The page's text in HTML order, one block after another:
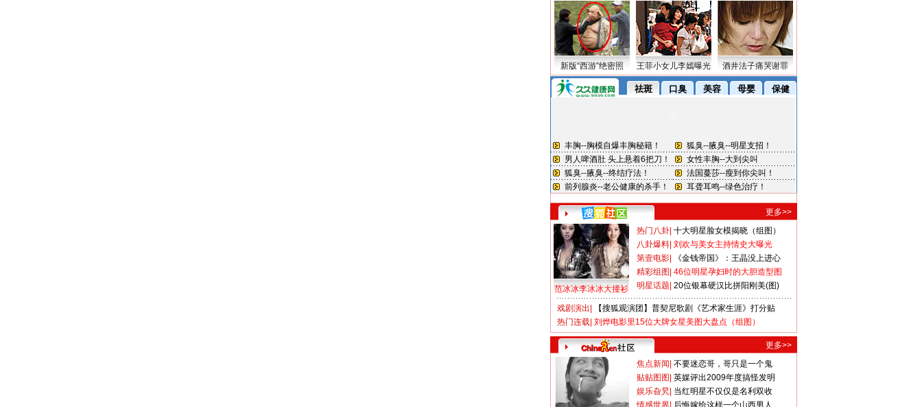
新版“西游”绝密照 王菲小女儿李嫣曝光 酒井法子痛哭谢罪
更多>>
范冰冰李冰冰大撞衫
热门八卦 十大明星脸女模揭晓（组图）
八卦爆料 刘欢与美女主持情史大曝光
第壹电影
《金钱帝国》：王晶没上进心
精彩组图 46位明星孕妇时的大胆造型图
明星话题 20位银幕硬汉比拼阳刚美(图)
戏剧演出
【搜狐观演团】普契尼歌剧《艺术家生涯》打分贴
热门连载 刘烨电影里15位大牌女星美图大盘点（组图）
更多>>
焦点新闻 不要迷恋哥，哥只是一个鬼
贴贴图图 英媒评出2009年度搞怪发明
娱乐旮旯 当红明星不仅仅是名利双收
情感世界 后悔嫁给这样一个山西男人